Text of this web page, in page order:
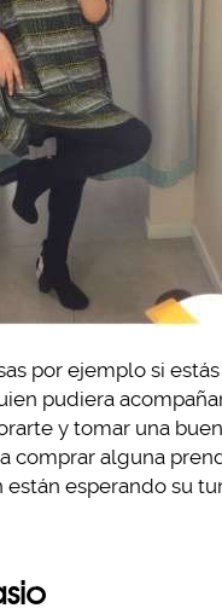
por ejemplo si
pudiera
y tomar una
comprar alguna
esperando su